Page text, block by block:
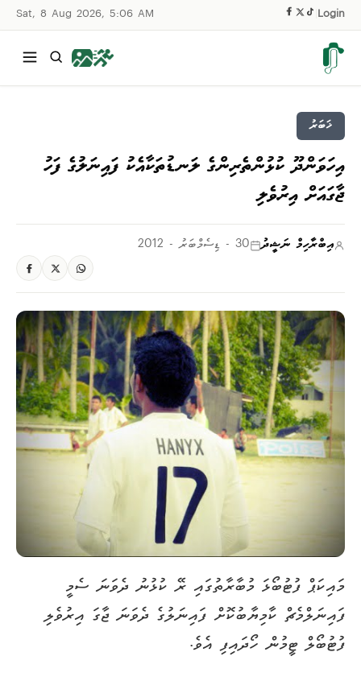
Sat, 8 Aug 2026, 5:06 AM Login
ޚަބަރު
އިހަވަންދޫ ކުޅުންތެރިންގެ ލަނޑުތަކާއެކު ފައިނަލުގެ ފަހު
ޖާގައަށް އިރުވެލި
އިބްރާހިމް ނަޝީދު 30 - ޑިސެމްބަރު - 2012
މައިކަޕް ފުޓުބޯޅަ މުބާރާތުގައި ރޭ ކުޅުނު ދެވަނަ ސެމީ
ފައިނަލްމެޗް ކާމިޔާބުކޮށް ފައިނަލުގެ ދެވަނަ ޖާގަ އިރުވެލި
ފުޓުބޯލް ޓީމުން ހޯދައިފި އެވެ.